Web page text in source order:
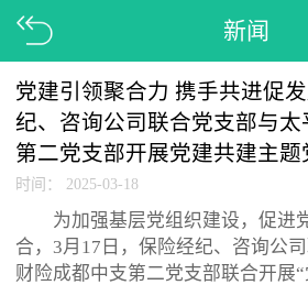
新闻
党建引领聚合力 携手共进促
纪、咨询公司联合党支部与太
第二党支部开展党建共建主题
时间： 2025-03-18
为加强基层党组织建设，促进
合，3月17日，保险经纪、咨询公
财险成都中支第二党支部联合开展